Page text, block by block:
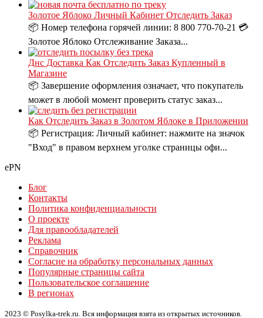
Золотое Яблоко Личный Кабинет Отследить Заказ
📦 Номер телефона горячей линии: 8 800 770-70-21 💳
Золотое Яблоко Отслеживание Заказа...
Днс Доставка Как Отследить Заказ Купленный в
Магазине
📦 Завершение оформления означает, что покупатель
может в любой момент проверить статус заказ...
Как Отследить Заказ в Золотом Яблоке в Приложении
📦 Регистрация: Личный кабинет: нажмите на значок
"Вход" в правом верхнем уголке страницы офи...
ePN
Блог
Контакты
Политика конфиденциальности
О проекте
Для правообладателей
Реклама
Справочник
Согласие на обработку персональных данных
Популярные страницы сайта
Пользовательское соглашение
В регионах
2023 © Posylka-trek.ru. Вся информация взята из открытых источников.